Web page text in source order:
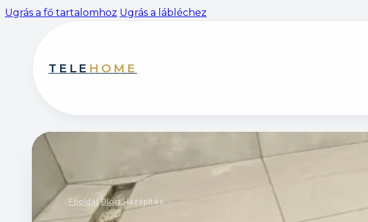
Ugrás a fő tartalomhoz Ugrás a lábléchez
TELE HOME
Főoldal›Blog›Házépítés